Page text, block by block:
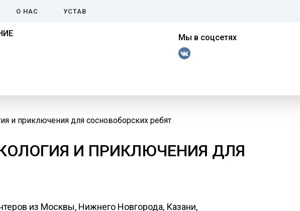
О НАС УСТАВ
Мы в соцсетях
и приключения для сосновоборских ребят
И ПРИКЛЮЧЕНИЯ ДЛЯ